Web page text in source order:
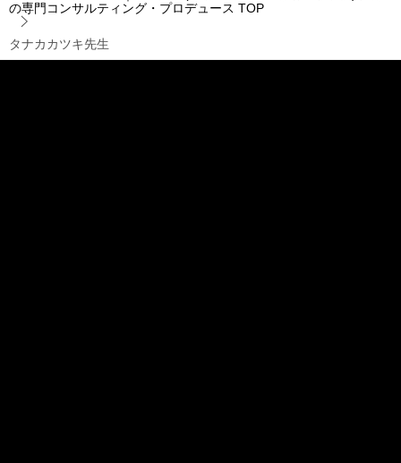
の専門コンサルティング・プロデュース TOP
タナカカツキ先生